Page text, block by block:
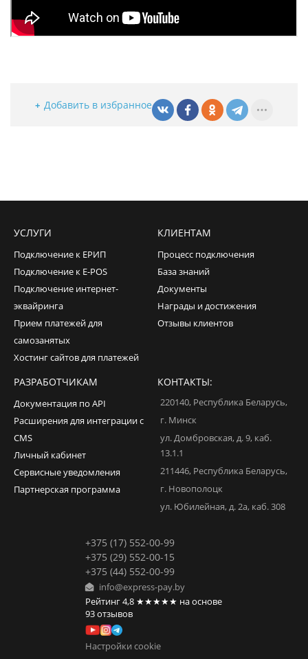
Добавить в избранное
УСЛУГИ
Подключение к ЕРИП
Подключение к E-POS
Подключение интернет-
эквайринга
Прием платежей для
самозанятых
Хостинг сайтов для платежей
КЛИЕНТАМ
Процесс подключения
База знаний
Документы
Награды и достижения
Отзывы клиентов
РАЗРАБОТЧИКАМ
Документация по API
Расширения для интеграции с
CMS
Личный кабинет
Сервисные уведомления
Партнерская программа
КОНТАКТЫ:
220140, Республика Беларусь,
г. Минск
ул. Домбровская, д. 9, каб.
13.1.1
211446, Республика Беларусь,
г. Новополоцк
ул. Юбилейная, д. 2а, каб. 308
+375 (17) 552-00-99
+375 (29) 552-00-15
+375 (44) 552-00-99
info@express-pay.by
Рейтинг4,8 ★★★★★ на основе
93отзывов
Настройки cookie